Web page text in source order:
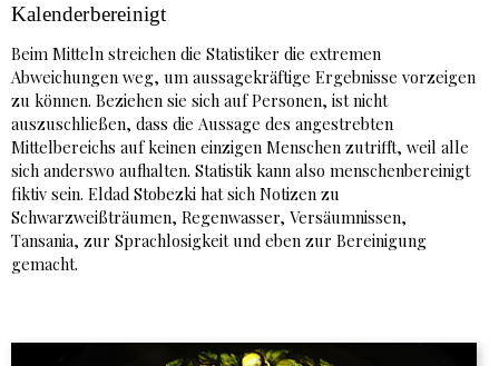
Kalenderbereinigt
Beim Mitteln streichen die Statistiker die extremen
Abweichungen weg, um aussagekräftige Ergebnisse vorzeigen
zu können. Beziehen sie sich auf Personen, ist nicht
auszuschließen, dass die Aussage des angestrebten
Mittelbereichs auf keinen einzigen Menschen zutrifft, weil alle
sich anderswo aufhalten. Statistik kann also menschenbereinigt
fiktiv sein. Eldad Stobezki hat sich Notizen zu
Schwarzweißträumen, Regenwasser, Versäumnissen,
Tansania, zur Sprachlosigkeit und eben zur Bereinigung
gemacht.